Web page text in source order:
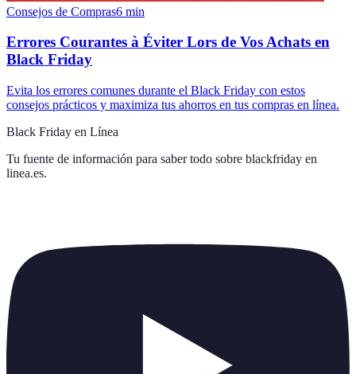
Consejos de Compras6 min
Errores Courantes à Éviter Lors de Vos Achats en
Black Friday
Evita los errores comunes durante el Black Friday con estos
consejos prácticos y maximiza tus ahorros en tus compras en línea.
Black Friday en Línea
Tu fuente de información para saber todo sobre blackfriday en
linea.es.